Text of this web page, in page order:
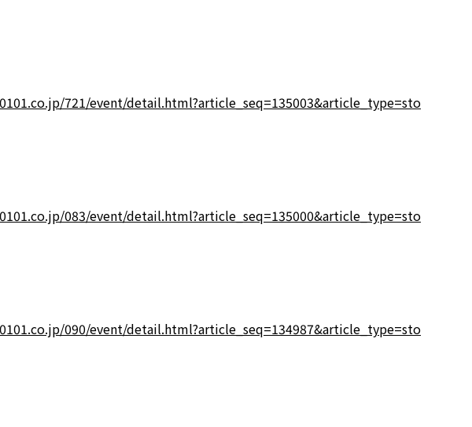
721/event/detail.html?article_seq=135003&article_type=sto
083/event/detail.html?article_seq=135000&article_type=sto
090/event/detail.html?article_seq=134987&article_type=sto